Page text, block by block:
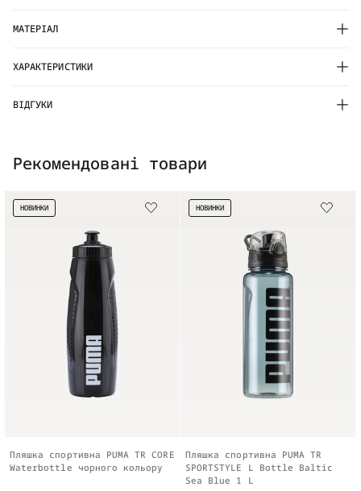
МАТЕРІАЛ
ХАРАКТЕРИСТИКИ
ВІДГУКИ
Рекомендовані товари
НОВИНКИ
Пляшка спортивна PUMA TR CORE
Waterbottle чорного кольору
НОВИНКИ
Пляшка спортивна PUMA TR
SPORTSTYLE L Bottle Baltic
Sea Blue 1 L